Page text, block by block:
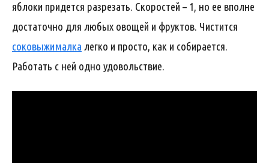
яблоки придется разрезать. Скоростей – 1, но ее вполне
достаточно для любых овощей и фруктов. Чистится
соковыжималка легко и просто, как и собирается.
Работать с ней одно удовольствие.